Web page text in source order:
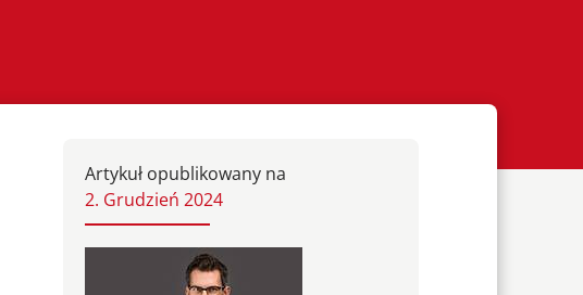
Artykuł opublikowany na
2. Grudzień 2024